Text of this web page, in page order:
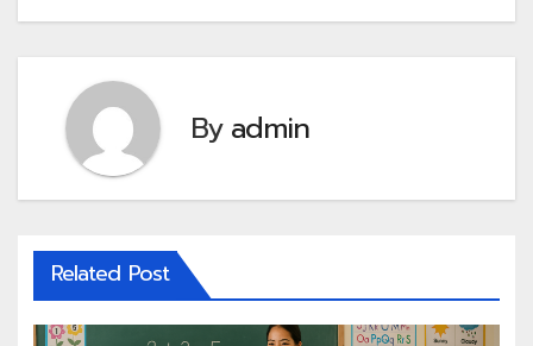
Byadmin
Related Post